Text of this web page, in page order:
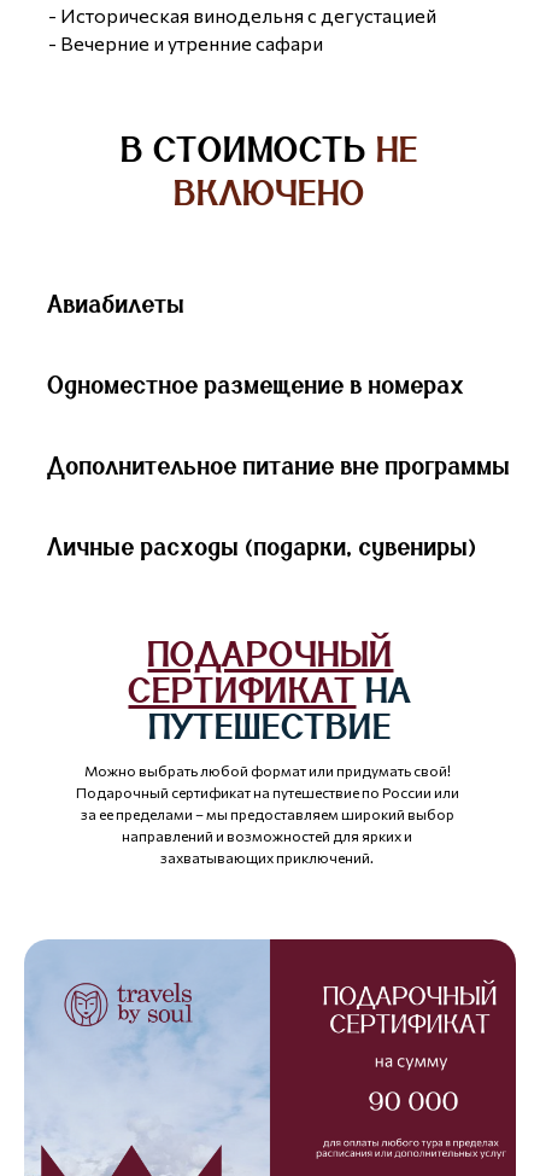
- Историческая винодельня с дегустацией
- Вечерние и утренние сафари
В СТОИМОСТЬ НЕ
ВКЛЮЧЕНО
Авиабилеты
Одноместное размещение в номерах
Дополнительное питание вне программы
Личные расходы (подарки, сувениры)
ПОДАРОЧНЫЙ
СЕРТИФИКАТ НА
ПУТЕШЕСТВИЕ
Можно выбрать любой формат или придумать свой!
Подарочный сертификат на путешествие по России или
за ее пределами – мы предоставляем широкий выбор
направлений и возможностей для ярких и
захватывающих приключений.